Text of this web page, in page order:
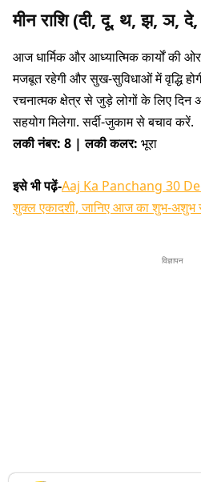
मीन राशि (दी, दू, थ, झ, ञ, दे,
आज धार्मिक और आध्यात्मिक कार्यों की
मजबूत रहेगी और सुख-सुविधाओं में वृद्धि
रचनात्मक क्षेत्र से जुड़े लोगों के लिए दिन
सहयोग मिलेगा. सर्दी-जुकाम से बचाव करें.
लकी नंबर: 8 | लकी कलर: भूरा
इसे भी पढ़ें-Aaj Ka Panchang 30
शुक्ल एकादशी, जानिए आज का शुभ-अशुभ
विज्ञापन